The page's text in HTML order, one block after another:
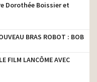
Dorothée Boissier et
BRAS ROBOT : BOB
FILM LANCÔME AVEC